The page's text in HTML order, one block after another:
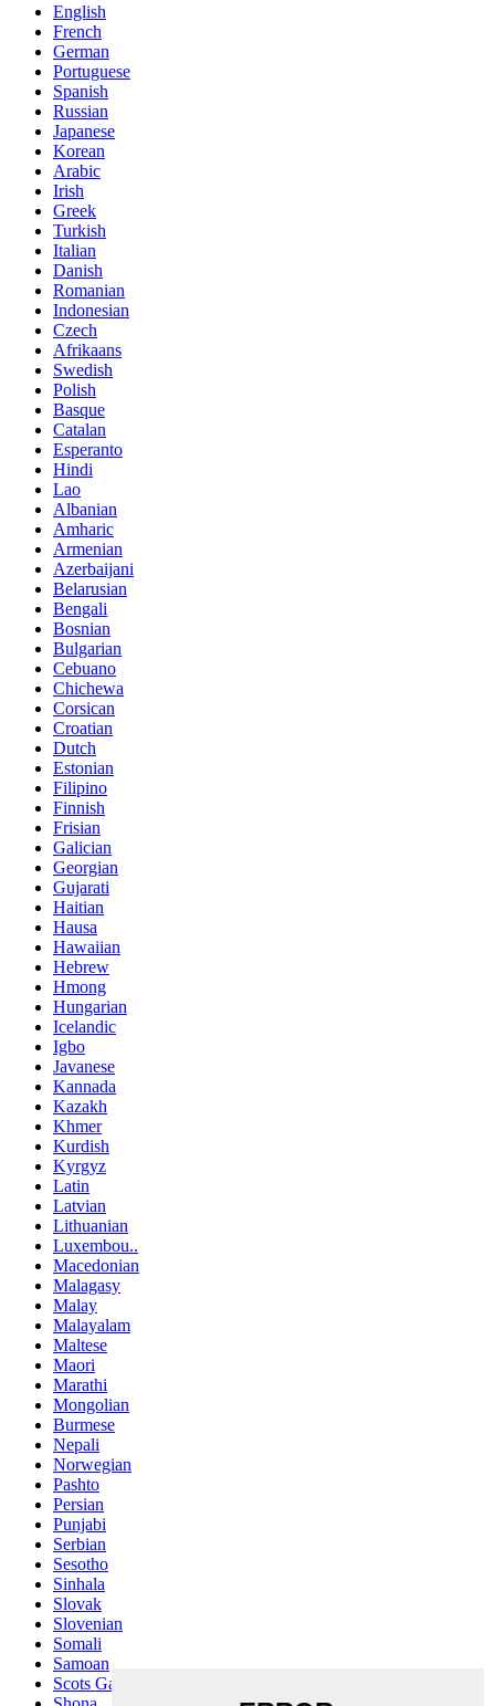
English
French
German
Portuguese
Spanish
Russian
Japanese
Korean
Arabic
Irish
Greek
Turkish
Italian
Danish
Romanian
Indonesian
Czech
Afrikaans
Swedish
Polish
Basque
Catalan
Esperanto
Hindi
Lao
Albanian
Amharic
Armenian
Azerbaijani
Belarusian
Bengali
Bosnian
Bulgarian
Cebuano
Chichewa
Corsican
Croatian
Dutch
Estonian
Filipino
Finnish
Frisian
Galician
Georgian
Gujarati
Haitian
Hausa
Hawaiian
Hebrew
Hmong
Hungarian
Icelandic
Igbo
Javanese
Kannada
Kazakh
Khmer
Kurdish
Kyrgyz
Latin
Latvian
Lithuanian
Luxembou..
Macedonian
Malagasy
Malay
Malayalam
Maltese
Maori
Marathi
Mongolian
Burmese
Nepali
Norwegian
Pashto
Persian
Punjabi
Serbian
Sesotho
Sinhala
Slovak
Slovenian
Somali
Samoan
Scots Gaelic